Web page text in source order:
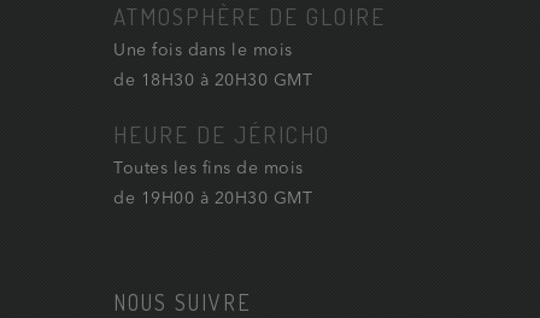
ATMOSPHÈRE DE GLOIRE
Une fois dans le mois
de 18H30 à 20H30 GMT
HEURE DE JÉRICHO
Toutes les fins de mois
de 19H00 à 20H30 GMT
NOUS SUIVRE